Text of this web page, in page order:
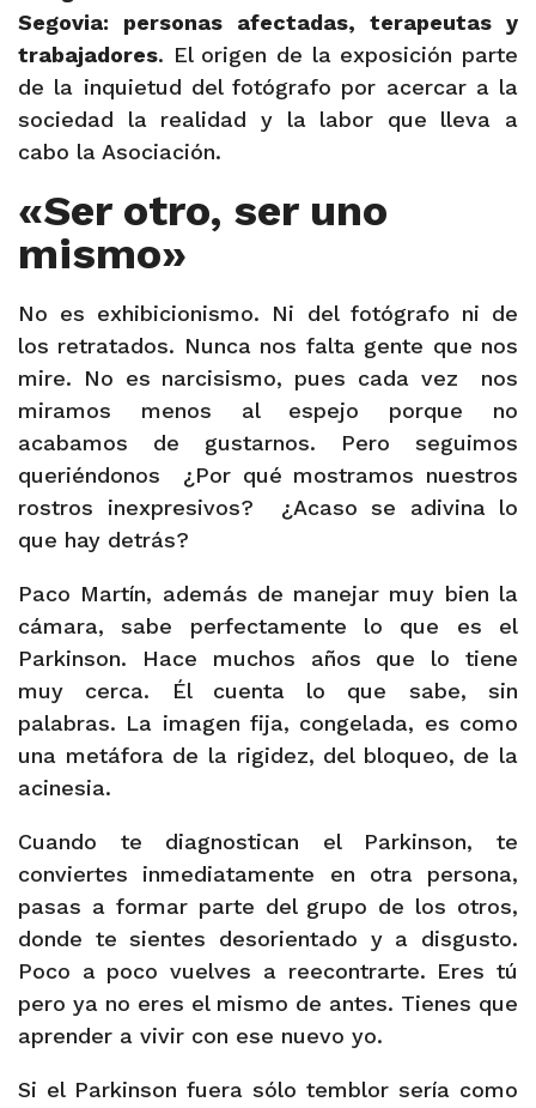
Segovia: personas afectadas, terapeutas y
trabajadores. El origen de la exposición parte
de la inquietud del fotógrafo por acercar a la
sociedad la realidad y la labor que lleva a
cabo la Asociación.
«Ser otro, ser uno
mismo»
No es exhibicionismo. Ni del fotógrafo ni de
los retratados. Nunca nos falta gente que nos
mire. No es narcisismo, pues cada vez
nos
miramos menos al espejo porque no
acabamos de gustarnos. Pero seguimos
queriéndonos
¿Por qué mostramos nuestros
rostros inexpresivos?
¿Acaso se adivina lo
que hay detrás?
Paco Martín, además de manejar muy bien la
cámara, sabe perfectamente lo que es el
Parkinson. Hace muchos años que lo tiene
muy cerca. Él cuenta lo que sabe, sin
palabras. La imagen fija, congelada, es como
una metáfora de la rigidez, del bloqueo, de la
acinesia.
Cuando te diagnostican el Parkinson, te
conviertes inmediatamente en otra persona,
pasas a formar parte del grupo de los otros,
donde te sientes desorientado y a disgusto.
Poco a poco vuelves a reecontrarte. Eres tú
pero ya no eres el mismo de antes. Tienes que
aprender a vivir con ese nuevo yo.
Si el Parkinson fuera sólo temblor sería como